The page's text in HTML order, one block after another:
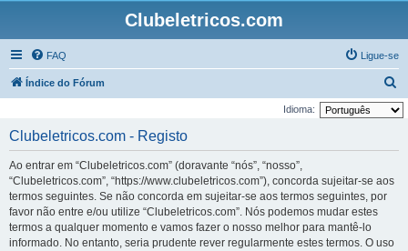
Clubeletricos.com
FAQ Ligue-se
Índice do Fórum
e
Idioma:
Clubeletricos.com - Registo
Ao entrar em “Clubeletricos.com” (doravante “nós”, “nosso”,
“Clubeletricos.com”, “https://www.clubeletricos.com”), concorda sujeitar-se aos
termos seguintes. Se não concorda em sujeitar-se aos termos seguintes, por
favor não entre e/ou utilize “Clubeletricos.com”. Nós podemos mudar estes
termos a qualquer momento e vamos fazer o nosso melhor para mantê-lo
informado. No entanto, seria prudente rever regularmente estes termos. O uso